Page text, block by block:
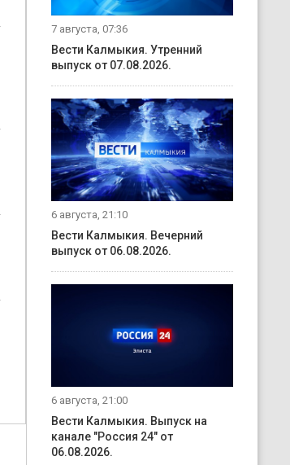
7 августа, 07:36
Вести Калмыкия. Утренний
выпуск от 07.08.2026.
6 августа, 21:10
Вести Калмыкия. Вечерний
выпуск от 06.08.2026.
6 августа, 21:00
Вести Калмыкия. Выпуск на
канале "Россия 24" от
06.08.2026.